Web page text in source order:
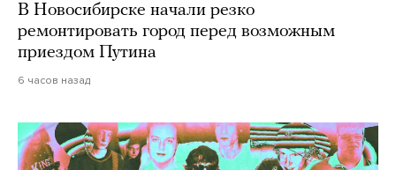
В Новосибирске начали резко
ремонтировать город перед возможным
приездом Путина
6 часов назад